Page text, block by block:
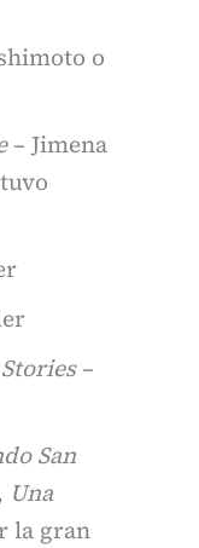
o
– Jimena
–
San
Una
la gran